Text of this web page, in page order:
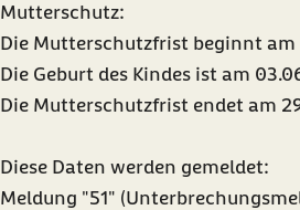
Mutterschutz:
Die Mutterschutzfrist beginnt am
Die Geburt des Kindes ist am
Die Mutterschutzfrist endet am
Diese Daten werden gemeldet:
Meldung "51"